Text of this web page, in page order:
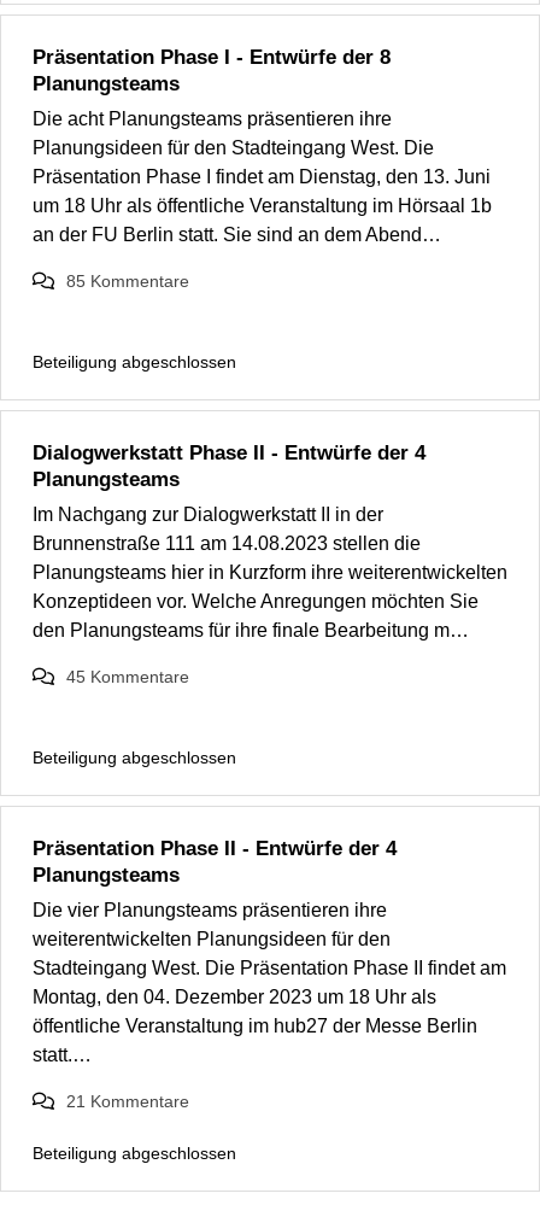
Präsentation Phase I - Entwürfe der 8
Planungsteams
Die acht Planungsteams präsentieren ihre
Planungsideen für den Stadteingang West. Die
Präsentation Phase I findet am Dienstag, den 13. Juni
um 18 Uhr als öffentliche Veranstaltung im Hörsaal 1b
an der FU Berlin statt. Sie sind an dem Abend…
85 Kommentare
Beteiligung abgeschlossen
Dialogwerkstatt Phase II - Entwürfe der 4
Planungsteams
Im Nachgang zur Dialogwerkstatt II in der
Brunnenstraße 111 am 14.08.2023 stellen die
Planungsteams hier in Kurzform ihre weiterentwickelten
Konzeptideen vor. Welche Anregungen möchten Sie
den Planungsteams für ihre finale Bearbeitung m…
45 Kommentare
Beteiligung abgeschlossen
Präsentation Phase II - Entwürfe der 4
Planungsteams
Die vier Planungsteams präsentieren ihre
weiterentwickelten Planungsideen für den
Stadteingang West. Die Präsentation Phase II findet am
Montag, den 04. Dezember 2023 um 18 Uhr als
öffentliche Veranstaltung im hub27 der Messe Berlin
statt.…
21 Kommentare
Beteiligung abgeschlossen